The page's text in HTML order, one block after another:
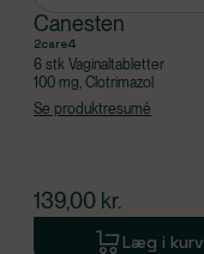
Canesten
2care4
6 stk Vaginaltabletter
100 mg, Clotrimazol
Se produktresumé
$nuværende pris
139,00 kr.
Læg i kurv